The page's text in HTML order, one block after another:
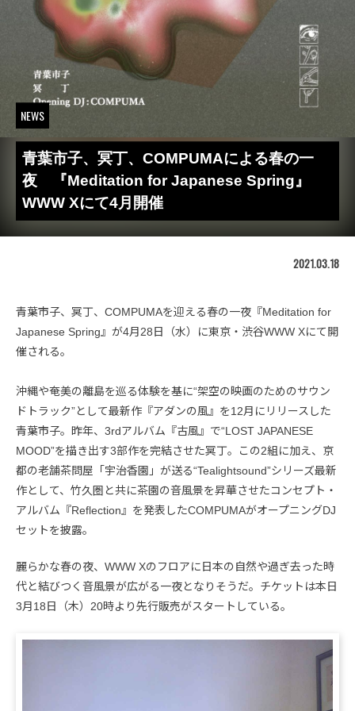
NEWS
青葉市子、冥丁、COMPUMAによる春の一
夜 『Meditation for Japanese Spring』
WWW Xにて4月開催
2021.03.18
青葉市子、冥丁、COMPUMAを迎える春の一夜『Meditation for
Japanese Spring』が4月28日（水）に東京・渋谷WWW Xにて開
催される。
沖縄や奄美の離島を巡る体験を基に“架空の映画のためのサウン
ドトラック”として最新作『アダンの風』を12月にリリースした
青葉市子。昨年、3rdアルバム『古風』で“LOST JAPANESE
MOOD”を描き出す3部作を完結させた冥丁。この2組に加え、京
都の老舗茶問屋「宇治香園」が送る“Tealightsound”シリーズ最新
作として、竹久圏と共に茶園の音風景を昇華させたコンセプト・
アルバム『Reflection』を発表したCOMPUMAがオープニングDJ
セットを披露。
麗らかな春の夜、WWW Xのフロアに日本の自然や過ぎ去った時
代と結びつく音風景が広がる一夜となりそうだ。チケットは本日
3月18日（木）20時より先行販売がスタートしている。